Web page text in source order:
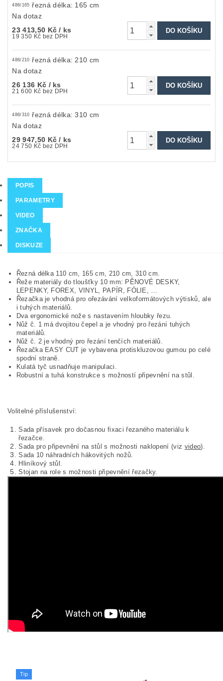
486/165 řezná délka: 165 cm
Na dotaz
23 413,50 Kč/ ks
19 350 Kč bez DPH
486/210 řezná délka: 210 cm
Na dotaz
26 136 Kč / ks
21 600 Kč bez DPH
486/310 řezná délka: 310 cm
Na dotaz
29 947,50 Kč/ ks
24 750 Kč bez DPH
POPIS
PARAMETRY
VIDEO
ZNAČKA
DISKUZE
Řezná délka 110 cm, 165 cm, 210 cm, 310 cm.
Řeže materiály do tloušťky 10 mm: PĚNOVÉ DESKY,
LEPENKY, FOREX, VINYL, PAPÍR, FÓLIE, …
Řezačka je vhodná pro ořezávání velkoformátových výtisků, ale
i tuhých materiálů.
Dva ergonomické nože s nastavením hloubky řezu.
Nůž č. 1 má dvojitou čepel a je vhodný pro řezání tuhých
materiálů.
Nůž č. 2 je vhodný pro řezání tenčích materiálů.
Řezačka EASY CUT je vybavena protiskluzovou gumou po celé
spodní straně.
Kulatá tyč usnadňuje manipulaci.
Robustní a tuhá konstrukce s možností připevnění na stůl.
Volitelné příslušenství:
Sada přísavek pro dočasnou fixaci řezaného materiálu k
řezačce.
Sada pro připevnění na stůl s možnosti naklopení (viz video).
Sada 10 náhradních hákovitých nožů.
Hliníkový stůl.
Stojan na role s možnosti připevnění řezačky.
Tip